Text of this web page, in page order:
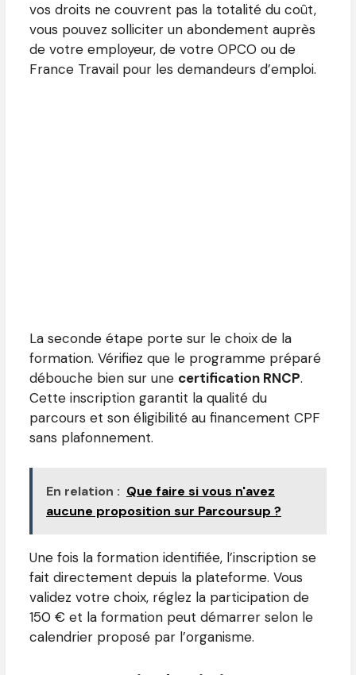
vos droits ne couvrent pas la totalité du coût,
vous pouvez solliciter un abondement auprès
de votre employeur, de votre OPCO ou de
France Travail pour les demandeurs d’emploi.
La seconde étape porte sur le choix de la
formation. Vérifiez que le programme préparé
débouche bien sur une certification RNCP.
Cette inscription garantit la qualité du
parcours et son éligibilité au financement CPF
sans plafonnement.
En relation : Que faire si vous n'avez
aucune proposition sur Parcoursup ?
Une fois la formation identifiée, l’inscription se
fait directement depuis la plateforme. Vous
validez votre choix, réglez la participation de
150 € et la formation peut démarrer selon le
calendrier proposé par l’organisme.